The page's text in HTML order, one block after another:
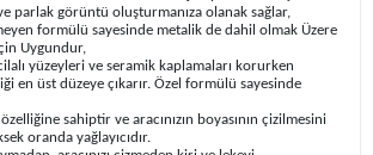
parlak görüntü oluşturmanıza olanak sağlar,
formülü sayesinde metalik de dahil olmak Üzere
Uygundur,
yüzeyleri ve seramik kaplamaları korurken
en üst düzeye çıkarır. Özel formülü sayesinde
sahiptir ve aracınızın boyasının çizilmesini
oranda yağlayıcıdır.